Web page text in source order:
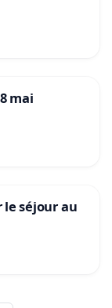
mai
séjour au